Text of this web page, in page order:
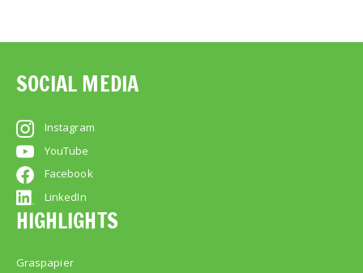
SOCIAL MEDIA
Instagram
YouTube
Facebook
LinkedIn
HIGHLIGHTS
Graspapier